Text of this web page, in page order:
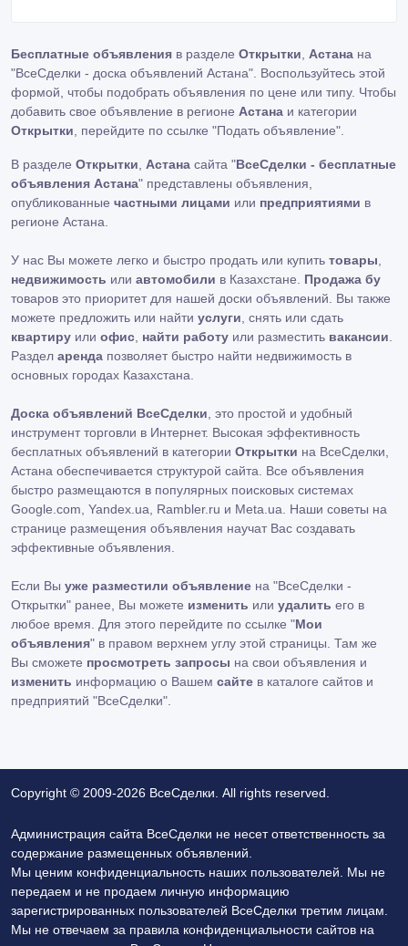
Бесплатные объявления в разделе Открытки Астана на
"ВсеСделки - доска объявлений Астана". Воспользуйтесь этой
формой, чтобы подобрать объявления по цене или типу. Чтобы
добавить свое объявление в регионе Астана и категории
Открытки , перейдите по ссылке "Подать объявление"
В разделе Открытки Астана сайта "ВсеСделки - бесплатные
объявления Астана" представлены объявления,
опубликованные частными лицами или предприятиями в
регионе Астана.
У нас Вы можете легко и быстро продать или купить товары
недвижимость или автомобили в Казахстане. Продажа бу
товаров это приоритет для нашей доски объявлений. Вы также
можете предложить или найти услуги , снять или сдать
квартиру или офис найти работу или разместить вакансии
Раздел аренда позволяет быстро найти недвижимость в
основных городах Казахстана.
Доска объявлений ВсеСделки , это простой и удобный
инструмент торговли в Интернет. Высокая эффективность
бесплатных объявлений в категории Открытки на ВсеСделки,
Астана обеспечивается структурой сайта. Все объявления
быстро размещаются в популярных поисковых системах
Google.com, Yandex.ua, Rambler.ru и Meta.ua. Наши советы на
странице размещения объявления научат Вас создавать
эффективные объявления.
Если Вы уже разместили объявление на "ВсеСделки -
Открытки" ранее, Вы можете изменить или удалить его в
любое время. Для этого перейдите по ссылке "Мои
объявления" в правом верхнем углу этой страницы. Там же
Вы сможете просмотреть запросы на свои объявления и
изменить информацию о Вашем сайте в каталоге сайтов и
предприятий "ВсеСделки".
Copyright © 2009-2026 ВсеСделки. All rights reserved.
Администрация сайта ВсеСделки не несет ответственность за
содержание размещенных объявлений.
Мы ценим конфиденциальность наших пользователей. Мы не
передаем и не продаем личную информацию
зарегистрированных пользователей ВсеСделки третим лицам.
Мы не отвечаем за правила конфиденциальности сайтов на